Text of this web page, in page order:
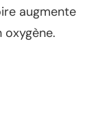
augmente